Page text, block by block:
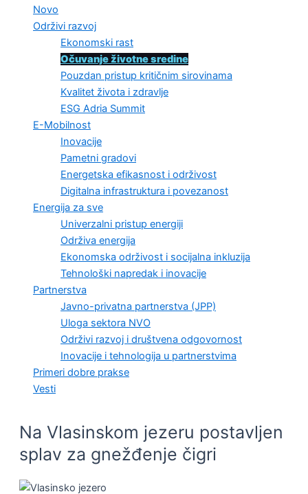
Novo
Održivi razvoj
Ekonomski rast
Očuvanje životne sredine
Pouzdan pristup kritičnim sirovinama
Kvalitet života i zdravlje
ESG Adria Summit
E-Mobilnost
Inovacije
Pametni gradovi
Energetska efikasnost i održivost
Digitalna infrastruktura i povezanost
Energija za sve
Univerzalni pristup energiji
Održiva energija
Ekonomska održivost i socijalna inkluzija
Tehnološki napredak i inovacije
Partnerstva
Javno-privatna partnerstva (JPP)
Uloga sektora NVO
Održivi razvoj i društvena odgovornost
Inovacije i tehnologija u partnerstvima
Primeri dobre prakse
Vesti
Na Vlasinskom jezeru postavljen
splav za gnežđenje čigri